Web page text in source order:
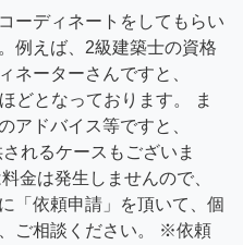
ーディネートをしてもらい
例えば、2級建築士の資格
ネーターさんですと、
どとなっております。 ま
アドバイス等ですと、
れるケースもございま
金は発生しませんので、
「依頼申請」を頂いて、個
ご相談ください。 ※依頼